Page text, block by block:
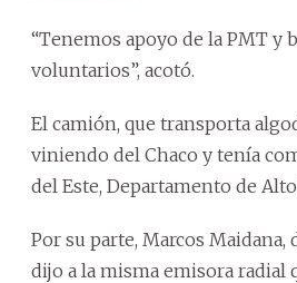
“Tenemos apoyo de la PMT y
voluntarios”, acotó.
El camión, que transporta
viniendo del Chaco y tenía
del Este, Departamento de Alto
Por su parte, Marcos Maidana,
dijo a la misma emisora radial